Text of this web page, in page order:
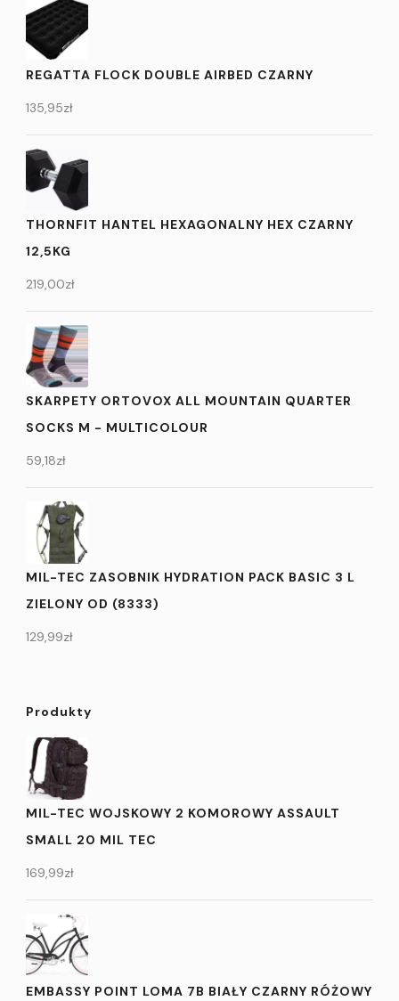
REGATTA FLOCK DOUBLE AIRBED CZARNY
135,95zł
THORNFIT HANTEL HEXAGONALNY HEX CZARNY
12,5KG
219,00zł
SKARPETY ORTOVOX ALL MOUNTAIN QUARTER
SOCKS M - MULTICOLOUR
59,18zł
MIL-TEC ZASOBNIK HYDRATION PACK BASIC 3 L
ZIELONY OD (8333)
129,99zł
Produkty
MIL-TEC WOJSKOWY 2 KOMOROWY ASSAULT
SMALL 20 MIL TEC
169,99zł
EMBASSY POINT LOMA 7B BIAŁY CZARNY RÓŻOWY